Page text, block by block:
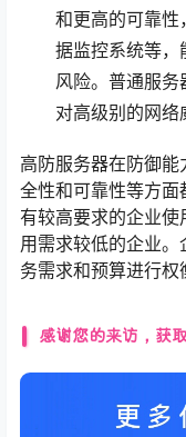
和更高的可靠性
据监控系统等，
风险。普通服
对高级别的网络
高防服务器在防御
全性和可靠性等方
有较高要求的企业
用需求较低的企业
务需求和预算进行权
感谢您的来访，获